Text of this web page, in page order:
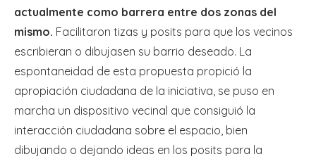
actualmente como barrera entre dos zonas del
mismo. Facilitaron tizas y posits para que los vecinos
escribieran o dibujasen su barrio deseado. La
espontaneidad de esta propuesta propició la
apropiación ciudadana de la iniciativa, se puso en
marcha un dispositivo vecinal que consiguió la
interacción ciudadana sobre el espacio, bien
dibujando o dejando ideas en los posits para la